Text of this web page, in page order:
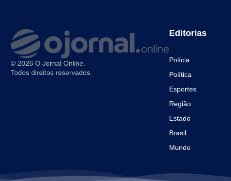
© 2026 O Jornal Online.
Todos direitos reservados.
Editorias
Polícia
Política
Esportes
Região
Estado
Brasil
Mundo